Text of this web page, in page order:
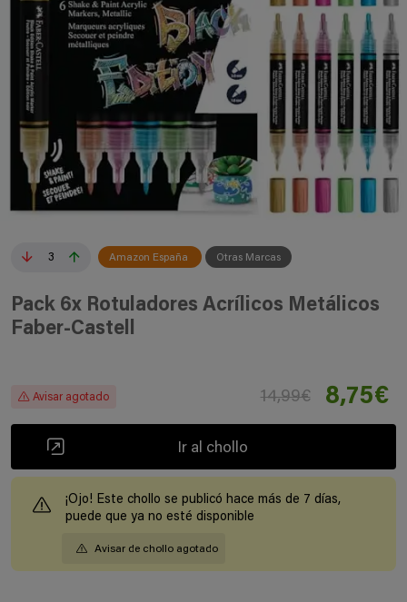
3 Amazon España Otras Marcas
Pack 6x Rotuladores Acrílicos Metálicos
Faber-Castell
Avisar agotado 14,99€ 8,75€
Ir al chollo
¡Ojo! Este chollo se publicó hace más de 7 días,
puede que ya no esté disponible
Avisar de chollo agotado